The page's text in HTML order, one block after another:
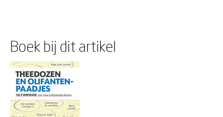
Boek bij dit artikel